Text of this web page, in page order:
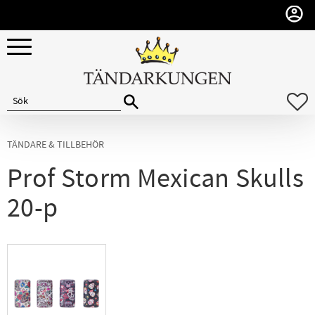
Meny
TÄNDARE & TILLBEHÖR
Prof Storm Mexican Skulls
20-p